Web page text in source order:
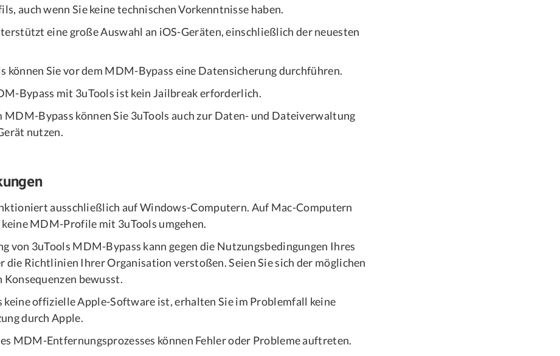
auch wenn Sie keine technischen Vorkenntnisse haben.
eine große Auswahl an iOS-Geräten, einschließlich der neuesten
können Sie vor dem MDM-Bypass eine Datensicherung durchführen.
Bypass mit 3uTools ist kein Jailbreak erforderlich.
MDM-Bypass können Sie 3uTools auch zur Daten- und Dateiverwaltung
nutzen.
ausschließlich auf Windows-Computern. Auf Mac-Computern
keine MDM-Profile mit 3uTools umgehen.
von 3uTools MDM-Bypass kann gegen die Nutzungsbedingungen Ihres
die Richtlinien Ihrer Organisation verstoßen. Seien Sie sich der möglichen
bewusst.
keine offizielle Apple-Software ist, erhalten Sie im Problemfall keine
durch Apple.
MDM-Entfernungsprozesses können Fehler oder Probleme auftreten.